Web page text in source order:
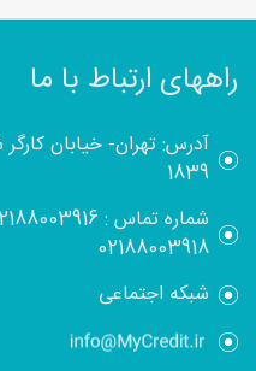
راههای ارتباط با ما
آدرس: تهران- خیابان
1839
شماره تماس :
02188003918
شبکه اجتماعی